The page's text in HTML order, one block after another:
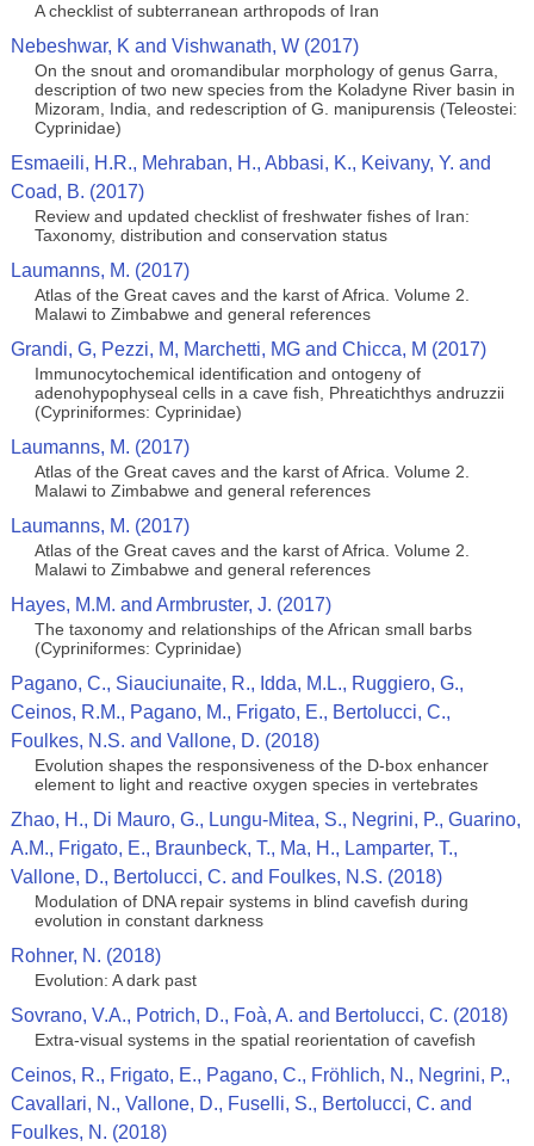
A checklist of subterranean arthropods of Iran
Nebeshwar, K and Vishwanath, W (2017)
On the snout and oromandibular morphology of genus Garra,
description of two new species from the Koladyne River basin in
Mizoram, India, and redescription of G. manipurensis (Teleostei:
Cyprinidae)
Esmaeili, H.R., Mehraban, H., Abbasi, K., Keivany, Y. and
Coad, B. (2017)
Review and updated checklist of freshwater fishes of Iran:
Taxonomy, distribution and conservation status
Laumanns, M. (2017)
Atlas of the Great caves and the karst of Africa. Volume 2.
Malawi to Zimbabwe and general references
Grandi, G, Pezzi, M, Marchetti, MG and Chicca, M (2017)
Immunocytochemical identification and ontogeny of
adenohypophyseal cells in a cave fish, Phreatichthys andruzzii
(Cypriniformes: Cyprinidae)
Laumanns, M. (2017)
Atlas of the Great caves and the karst of Africa. Volume 2.
Malawi to Zimbabwe and general references
Laumanns, M. (2017)
Atlas of the Great caves and the karst of Africa. Volume 2.
Malawi to Zimbabwe and general references
Hayes, M.M. and Armbruster, J. (2017)
The taxonomy and relationships of the African small barbs
(Cypriniformes: Cyprinidae)
Pagano, C., Siauciunaite, R., Idda, M.L., Ruggiero, G.,
Ceinos, R.M., Pagano, M., Frigato, E., Bertolucci, C.,
Foulkes, N.S. and Vallone, D. (2018)
Evolution shapes the responsiveness of the D-box enhancer
element to light and reactive oxygen species in vertebrates
Zhao, H., Di Mauro, G., Lungu-Mitea, S., Negrini, P., Guarino,
A.M., Frigato, E., Braunbeck, T., Ma, H., Lamparter, T.,
Vallone, D., Bertolucci, C. and Foulkes, N.S. (2018)
Modulation of DNA repair systems in blind cavefish during
evolution in constant darkness
Rohner, N. (2018)
Evolution: A dark past
Sovrano, V.A., Potrich, D., Foà, A. and Bertolucci, C. (2018)
Extra-visual systems in the spatial reorientation of cavefish
Ceinos, R., Frigato, E., Pagano, C., Fröhlich, N., Negrini, P.,
Cavallari, N., Vallone, D., Fuselli, S., Bertolucci, C. and
Foulkes, N. (2018)